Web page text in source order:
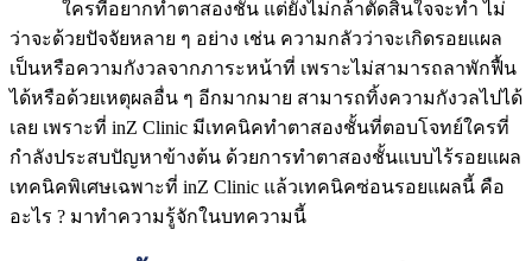
ใครที่อยากทำตาสองชั้น แต่ยังไม่กล้าตัดสินใจจะทำ ไม่
ว่าจะด้วยปัจจัยหลาย ๆ อย่าง เช่น ความกลัวว่าจะเกิดรอยแผล
เป็นหรือความกังวลจากภาระหน้าที่ เพราะไม่สามารถลาพักฟื้น
ได้หรือด้วยเหตุผลอื่น ๆ อีกมากมาย สามารถทิ้งความกังวลไปได้
เลย เพราะที่ inZ Clinic มีเทคนิคทำตาสองชั้นที่ตอบโจทย์ใครที่
กำลังประสบปัญหาข้างต้น ด้วยการทำตาสองชั้นแบบไร้รอยแผล
เทคนิคพิเศษเฉพาะที่ inZ Clinic แล้วเทคนิคซ่อนรอยแผลนี้ คือ
อะไร ? มาทำความรู้จักในบทความนี้